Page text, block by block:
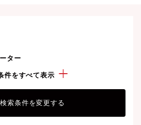
が高い順に検索結果を並べ替える
ター
ワーク可
件をすべて表示
検索条件を変更する